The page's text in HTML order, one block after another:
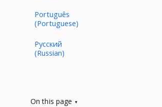
Português
(Portuguese)
Русский
(Russian)
On this page